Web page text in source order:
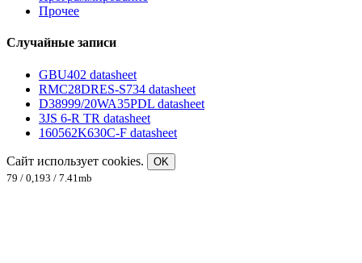
Прочее
Случайные записи
GBU402 datasheet
RMC28DRES-S734 datasheet
D38999/20WA35PDL datasheet
3JS 6-R TR datasheet
160562K630C-F datasheet
Сайт использует cookies.
OK
79 / 0,193 / 7.41mb